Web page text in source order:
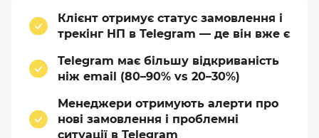
Клієнт отримує статус замовлення і
трекінг НП в Telegram — де він вже є
Telegram має більшу відкриваність
ніж email (80–90% vs 20–30%)
Менеджери отримують алерти про
нові замовлення і проблемні
ситуації в Telegram